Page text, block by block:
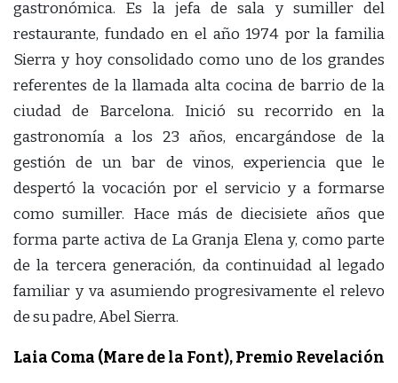
gastronómica. Es la jefa de sala y sumiller del
restaurante, fundado en el año 1974 por la familia
Sierra y hoy consolidado como uno de los grandes
referentes de la llamada alta cocina de barrio de la
ciudad de Barcelona. Inició su recorrido en la
gastronomía a los 23 años, encargándose de la
gestión de un bar de vinos, experiencia que le
despertó la vocación por el servicio y a formarse
como sumiller. Hace más de diecisiete años que
forma parte activa de La Granja Elena y, como parte
de la tercera generación, da continuidad al legado
familiar y va asumiendo progresivamente el relevo
de su padre, Abel Sierra.
Laia Coma (Mare de la Font), Premio Revelación